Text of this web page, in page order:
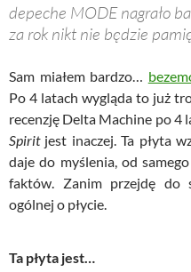
depeche MODE nagrało
za rok nikt nie będzie
Sam miałem bardzo…
Po 4 latach wygląda to już
recenzję Delta Machine po 4
Spiritjest inaczej. Ta płyta
daje do myślenia, od
faktów. Zanim przejdę do
ogólnej o płycie.
Ta płyta jest…